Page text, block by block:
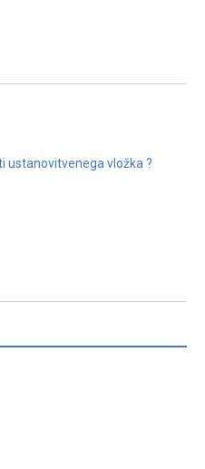
ustanovitvenega vložka ?